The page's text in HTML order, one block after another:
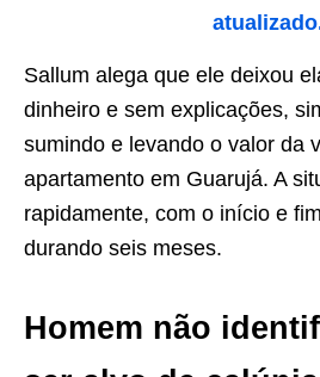
Sallum alega que ele deixou
dinheiro e sem explicações,
sumindo e levando o valor da
apartamento em Guarujá. A
rapidamente, com o início e
durando seis meses.
Homem não